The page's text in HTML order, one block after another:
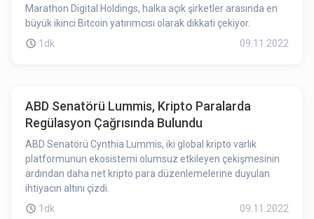
Marathon Digital Holdings, halka açık şirketler arasında en
büyük ikinci Bitcoin yatırımcısı olarak dikkati çekiyor.
1dk
09.11.2022
ABD Senatörü Lummis, Kripto Paralarda
Regülasyon Çağrısında Bulundu
ABD Senatörü Cynthia Lummis, iki global kripto varlık
platformunun ekosistemi olumsuz etkileyen çekişmesinin
ardından daha net kripto para düzenlemelerine duyulan
ihtiyacın altını çizdi.
1dk
09.11.2022